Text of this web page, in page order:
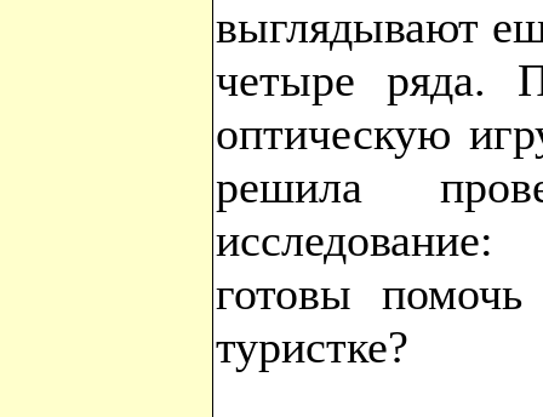
выглядывают
четыре ряда.
оптическую
решила
готовы помочь
туристке?